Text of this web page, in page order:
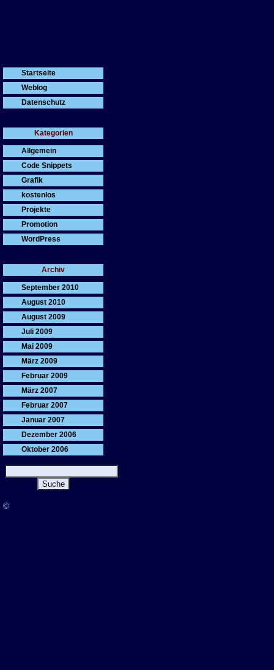
Startseite
Weblog
Datenschutz
Kategorien
Allgemein
Code Snippets
Grafik
kostenlos
Projekte
Promotion
WordPress
Archiv
September 2010
August 2010
August 2009
Juli 2009
Mai 2009
März 2009
Februar 2009
März 2007
Februar 2007
Januar 2007
Dezember 2006
Oktober 2006
©